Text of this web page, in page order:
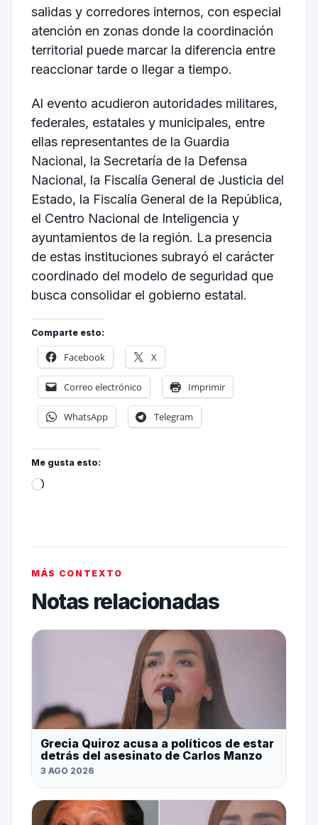
salidas y corredores internos, con especial
atención en zonas donde la coordinación
territorial puede marcar la diferencia entre
reaccionar tarde o llegar a tiempo.
Al evento acudieron autoridades militares,
federales, estatales y municipales, entre
ellas representantes de la Guardia
Nacional, la Secretaría de la Defensa
Nacional, la Fiscalía General de Justicia del
Estado, la Fiscalía General de la República,
el Centro Nacional de Inteligencia y
ayuntamientos de la región. La presencia
de estas instituciones subrayó el carácter
coordinado del modelo de seguridad que
busca consolidar el gobierno estatal.
Comparte esto:
Facebook X
Correo electrónico Imprimir
WhatsApp Telegram
Me gusta esto:
MÁS CONTEXTO
Notas relacionadas
Grecia Quiroz acusa a políticos de estar
detrás del asesinato de Carlos Manzo
3 AGO 2026